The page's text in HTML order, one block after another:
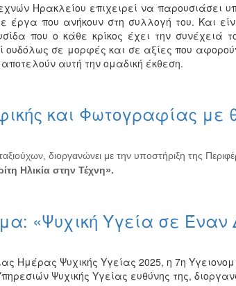
Ηρακλείου επιχειρεί να παρουσιάσει
έργα που ανήκουν στη συλλογή του. Και
που ο κάθε κρίκος έχει την
ουδόλως σε μορφές και σε αξίες που
αυτή την ομαδική έκθεση.
και Φωτογραφίας με
διοργανώνει με την υποστήριξη της
Ηλικία στην Τέχνη».
«Ψυχική Υγεία σε
Ημέρας Ψυχικής Υγείας 2025, η 7η
Ψυχικής Υγείας ευθύνης της,